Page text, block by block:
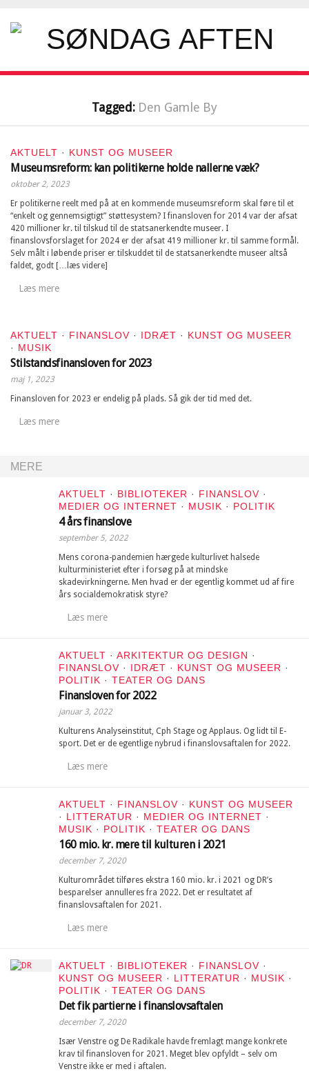
Tagged: Den Gamle By
AKTUELT · KUNST OG MUSEER
Museumsreform: kan politikerne holde nallerne væk?
oktober 2, 2023
Er politikerne reelt med på at en kommende museumsreform skal føre til et
“enkelt og gennemsigtigt” støttesystem? I finansloven for 2014 var der afsat
420 millioner kr. til tilskud til de statsanerkendte museer. I
finanslovsforslaget for 2024 er der afsat 419 millioner kr. til samme formål.
Selv målt i løbende priser er tilskuddet til de statsanerkendte museer altså
faldet, godt […læs videre]
Læs mere
AKTUELT · FINANSLOV · IDRÆT · KUNST OG MUSEER
· MUSIK
Stilstandsfinansloven for 2023
maj 1, 2023
Finansloven for 2023 er endelig på plads. Så gik der tid med det.
Læs mere
MERE
AKTUELT · BIBLIOTEKER · FINANSLOV ·
MEDIER OG INTERNET · MUSIK · POLITIK
4 års finanslove
september 5, 2022
Mens corona-pandemien hærgede kulturlivet halsede
kulturministeriet efter i forsøg på at mindske
skadevirkningerne. Men hvad er der egentlig kommet ud af fire
års socialdemokratisk styre?
Læs mere
AKTUELT · ARKITEKTUR OG DESIGN ·
FINANSLOV · IDRÆT · KUNST OG MUSEER ·
POLITIK · TEATER OG DANS
Finansloven for 2022
januar 3, 2022
Kulturens Analyseinstitut, Cph Stage og Applaus. Og lidt til E-
sport. Det er de egentlige nybrud i finanslovsaftalen for 2022.
Læs mere
AKTUELT · FINANSLOV · KUNST OG MUSEER
· LITTERATUR · MEDIER OG INTERNET ·
MUSIK · POLITIK · TEATER OG DANS
160 mio. kr. mere til kulturen i 2021
december 7, 2020
Kulturområdet tilføres ekstra 160 mio. kr. i 2021 og DR’s
besparelser annulleres fra 2022. Det er resultatet af
finanslovsaftalen for 2021.
Læs mere
AKTUELT · BIBLIOTEKER · FINANSLOV ·
KUNST OG MUSEER · LITTERATUR · MUSIK ·
POLITIK · TEATER OG DANS
Det fik partierne i finanslovsaftalen
december 7, 2020
Især Venstre og De Radikale havde fremlagt mange konkrete
krav til finansloven for 2021. Meget blev opfyldt – selv om
Venstre ikke er med i aftalen.